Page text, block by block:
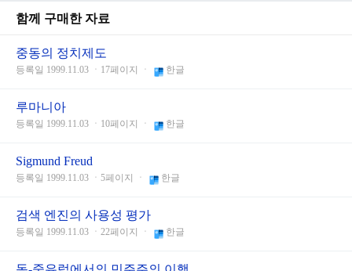
함께 구매한 자료
중동의 정치제도
등록일 1999.11.03 ㆍ17페이지 ㆍ 한글
루마니아
등록일 1999.11.03 ㆍ10페이지 ㆍ 한글
Sigmund Freud
등록일 1999.11.03 ㆍ5페이지 ㆍ 한글
검색 엔진의 사용성 평가
등록일 1999.11.03 ㆍ22페이지 ㆍ 한글